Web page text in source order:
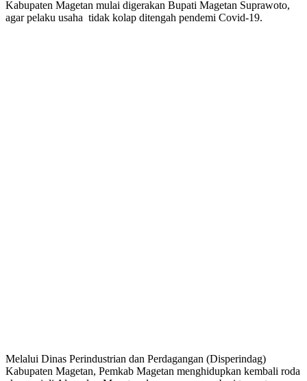
Kabupaten Magetan mulai digerakan Bupati Magetan Suprawoto,
agar pelaku usaha tidak kolap ditengah pendemi Covid-19.
Melalui Dinas Perindustrian dan Perdagangan (Disperindag)
Kabupaten Magetan, Pemkab Magetan menghidupkan kembali roda